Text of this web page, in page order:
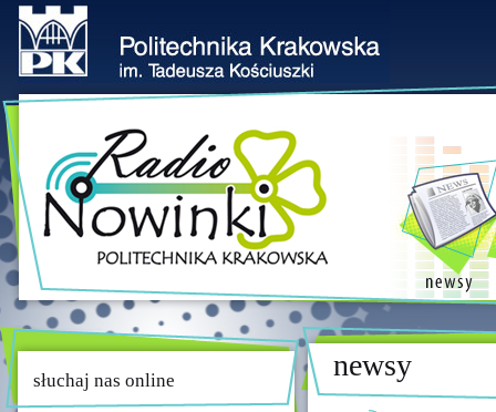
słuchaj nas online newsy